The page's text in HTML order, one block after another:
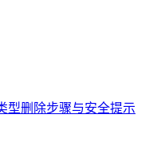
型删除步骤与安全提示